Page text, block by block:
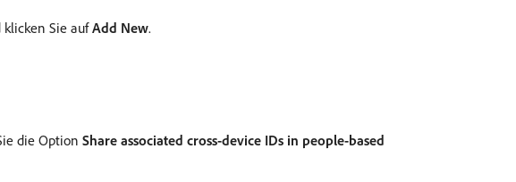
klicken Sie aufAdd New.
die Option Share associated cross-device IDs in people-based